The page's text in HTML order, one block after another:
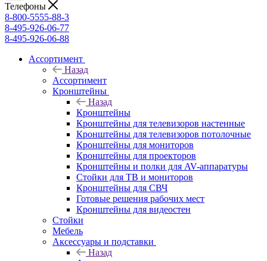
Телефоны
8-800-5555-88-3
8-495-926-06-77
8-495-926-06-88
Ассортимент
Назад
Ассортимент
Кронштейны
Назад
Кронштейны
Кронштейны для телевизоров настенные
Кронштейны для телевизоров потолочные
Кронштейны для мониторов
Кронштейны для проекторов
Кронштейны и полки для AV-аппаратуры
Стойки для ТВ и мониторов
Кронштейны для СВЧ
Готовые решения рабочих мест
Кронштейны для видеостен
Стойки
Мебель
Аксессуары и подставки
Назад